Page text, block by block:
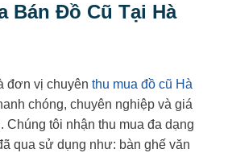
Bán Đồ Cũ Tại Hà
đơn vị chuyên thu mua đồ cũ Hà
chóng, chuyên nghiệp và giá
Chúng tôi nhận thu mua đa dạng
qua sử dụng như: bàn ghế văn